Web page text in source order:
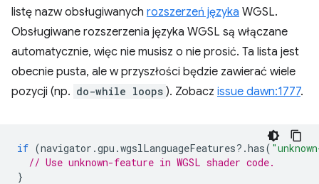
listę nazw obsługiwanych rozszerzeń języka WGSL.
Obsługiwane rozszerzenia języka WGSL są włączane
automatycznie, więc nie musisz o nie prosić. Ta lista jest
obecnie pusta, ale w przyszłości będzie zawierać wiele
pozycji (np. do-while loops ). Zobacz issue dawn:1777.
if (navigator .gpu .wgslLanguageFeatures? .has(
// Use unknown-feature in WGSL shader code.
}